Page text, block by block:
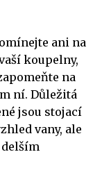
ani na
koupelny,
na
ní. Důležitá
jsou stojací
vany, ale